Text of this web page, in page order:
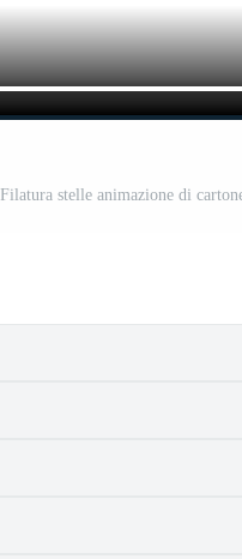
Filatura stelle animazione di